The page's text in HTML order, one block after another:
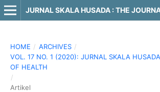
JURNAL SKALA HUSADA : THE
HOME / ARCHIVES /
VOL. 17 NO. 1 (2020): JURNAL SKALA
OF HEALTH
/
Artikel